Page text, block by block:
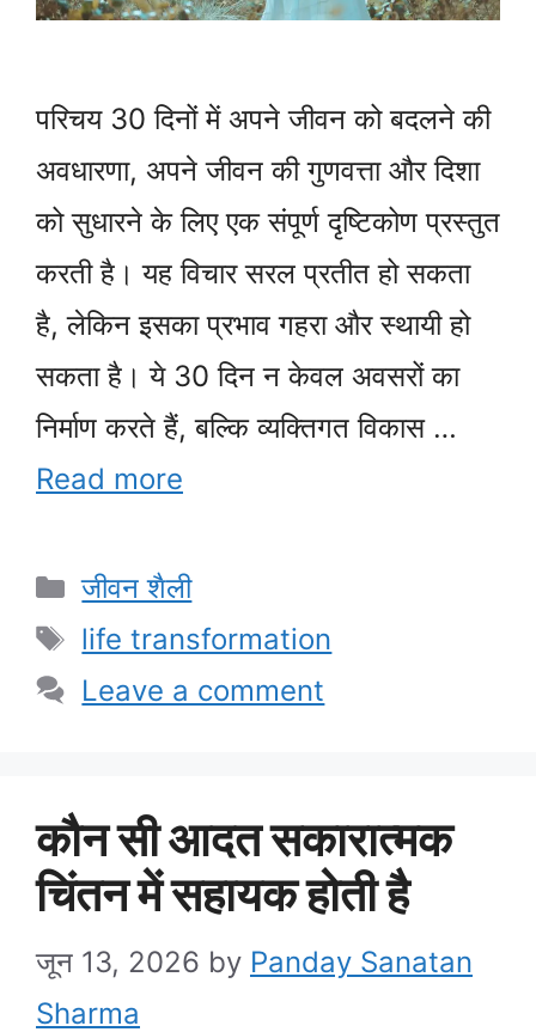
परिचय 30 दिनों में अपने जीवन को बदलने की
अवधारणा, अपने जीवन की गुणवत्ता और दिशा
को सुधारने के लिए एक संपूर्ण दृष्टिकोण प्रस्तुत
करती है। यह विचार सरल प्रतीत हो सकता
है, लेकिन इसका प्रभाव गहरा और स्थायी हो
सकता है। ये 30 दिन न केवल अवसरों का
निर्माण करते हैं, बल्कि व्यक्तिगत विकास …
Read more
Categories
जीवन शैली
Tags
life transformation
Leave a comment
कौन सी आदत सकारात्मक
चिंतन में सहायक होती है
जून 13, 2026 by Panday Sanatan
Sharma